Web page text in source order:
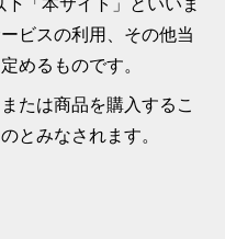
下「本サイト」といいま
ビスの利用、その他当
めるものです。
たは商品を購入するこ
とみなされます。